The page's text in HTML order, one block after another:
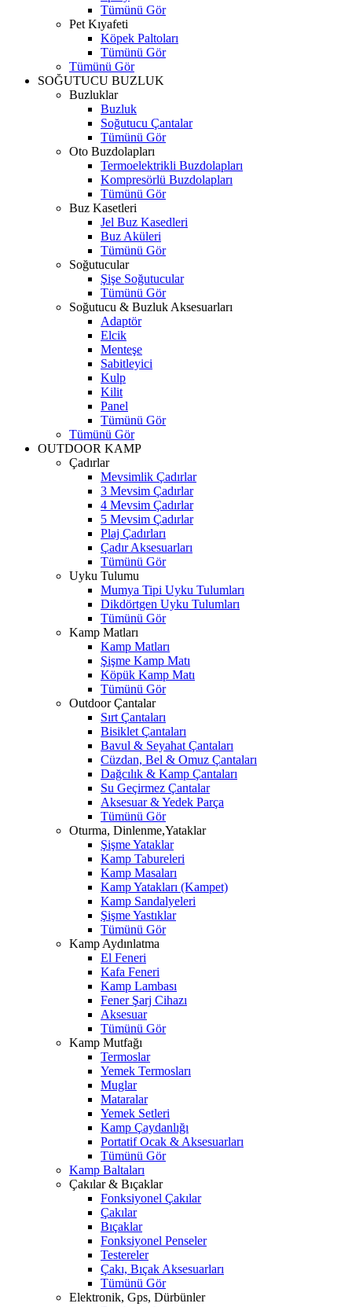
Tümünü Gör
Pet Kıyafeti
Köpek Paltoları
Tümünü Gör
Tümünü Gör
SOĞUTUCU BUZLUK
Buzluklar
Buzluk
Soğutucu Çantalar
Tümünü Gör
Oto Buzdolapları
Termoelektrikli Buzdolapları
Kompresörlü Buzdolapları
Tümünü Gör
Buz Kasetleri
Jel Buz Kasedleri
Buz Aküleri
Tümünü Gör
Soğutucular
Şişe Soğutucular
Tümünü Gör
Soğutucu & Buzluk Aksesuarları
Adaptör
Elcik
Menteşe
Sabitleyici
Kulp
Kilit
Panel
Tümünü Gör
Tümünü Gör
OUTDOOR KAMP
Çadırlar
Mevsimlik Çadırlar
3 Mevsim Çadırlar
4 Mevsim Çadırlar
5 Mevsim Çadırlar
Plaj Çadırları
Çadır Aksesuarları
Tümünü Gör
Uyku Tulumu
Mumya Tipi Uyku Tulumları
Dikdörtgen Uyku Tulumları
Tümünü Gör
Kamp Matları
Kamp Matları
Şişme Kamp Matı
Köpük Kamp Matı
Tümünü Gör
Outdoor Çantalar
Sırt Çantaları
Bisiklet Çantaları
Bavul & Seyahat Çantaları
Cüzdan, Bel & Omuz Çantaları
Dağcılık & Kamp Çantaları
Su Geçirmez Çantalar
Aksesuar & Yedek Parça
Tümünü Gör
Oturma, Dinlenme,Yataklar
Şişme Yataklar
Kamp Tabureleri
Kamp Masaları
Kamp Yatakları (Kampet)
Kamp Sandalyeleri
Şişme Yastıklar
Tümünü Gör
Kamp Aydınlatma
El Feneri
Kafa Feneri
Kamp Lambası
Fener Şarj Cihazı
Aksesuar
Tümünü Gör
Kamp Mutfağı
Termoslar
Yemek Termosları
Muglar
Mataralar
Yemek Setleri
Kamp Çaydanlığı
Portatif Ocak & Aksesuarları
Tümünü Gör
Kamp Baltaları
Çakılar & Bıçaklar
Fonksiyonel Çakılar
Çakılar
Bıçaklar
Fonksiyonel Penseler
Testereler
Çakı, Bıçak Aksesuarları
Tümünü Gör
Elektronik, Gps, Dürbünler